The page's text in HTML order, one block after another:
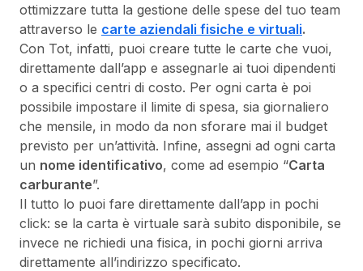
ottimizzare tutta la gestione delle spese del tuo team
attraverso le carte aziendali fisiche e virtuali.
Con Tot, infatti, puoi creare tutte le carte che vuoi,
direttamente dall’app e assegnarle ai tuoi dipendenti
o a specifici centri di costo. Per ogni carta è poi
possibile impostare il limite di spesa, sia giornaliero
che mensile, in modo da non sforare mai il budget
previsto per un’attività. Infine, assegni ad ogni carta
un nome identificativo, come ad esempio “Carta
carburante”.
Il tutto lo puoi fare direttamente dall’app in pochi
click: se la carta è virtuale sarà subito disponibile, se
invece ne richiedi una fisica, in pochi giorni arriva
direttamente all’indirizzo specificato.